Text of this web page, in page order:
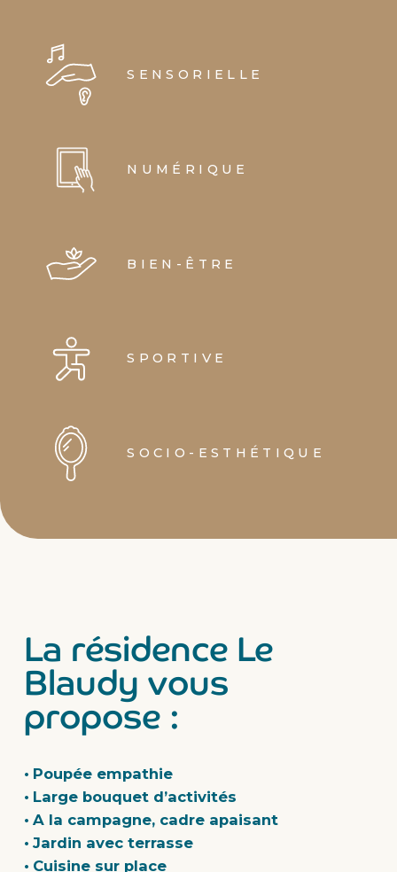
SENSORIELLE
NUMÉRIQUE
BIEN-ÊTRE
SPORTIVE
SOCIO-ESTHÉTIQUE
La résidence Le
Blaudy vous
propose :
Poupée empathie
Large bouquet d’activités
A la campagne, cadre apaisant
Jardin avec terrasse
Cuisine sur place